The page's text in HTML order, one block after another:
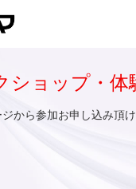
ショップ・体
から参加お申し込み頂け